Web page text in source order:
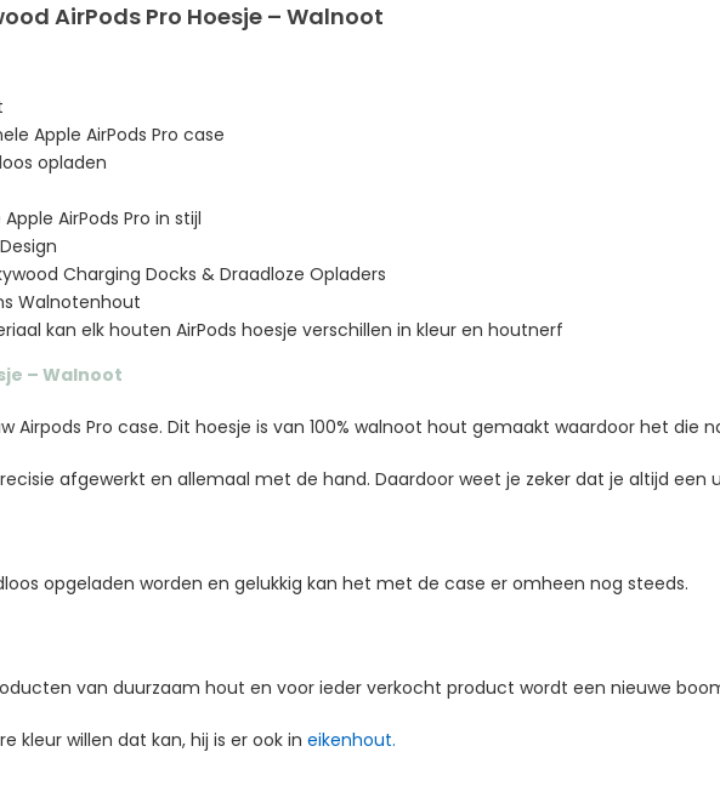
AirPods Pro Hoesje – Walnoot
Apple AirPods Pro case
opladen
AirPods Pro in stijl
Charging Docks & Draadloze Opladers
Walnotenhout
kan elk houten AirPods hoesje verschillen in kleur en houtnerf
– Walnoot
Airpods Pro case. Dit hoesje is van 100% walnoot hout gemaakt waardoor het die
afgewerkt en allemaal met de hand. Daardoor weet je zeker dat je altijd een
opgeladen worden en gelukkig kan het met de case er omheen nog steeds.
van duurzaam hout en voor ieder verkocht product wordt een nieuwe
kleur willen dat kan, hij is er ook in eikenhout.